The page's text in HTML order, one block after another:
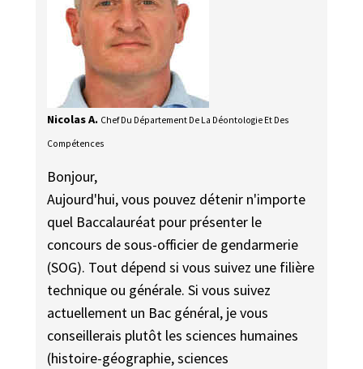
Nicolas A. Chef Du Département De La Déontologie Et Des
Compétences
Bonjour,
Aujourd'hui, vous pouvez détenir n'importe
quel Baccalauréat pour présenter le
concours de sous-officier de gendarmerie
(SOG). Tout dépend si vous suivez une filière
technique ou générale. Si vous suivez
actuellement un Bac général, je vous
conseillerais plutôt les sciences humaines
(histoire-géographie, sciences